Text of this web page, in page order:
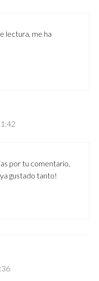
lectura, me ha
por tu comentario,
gustado tanto!